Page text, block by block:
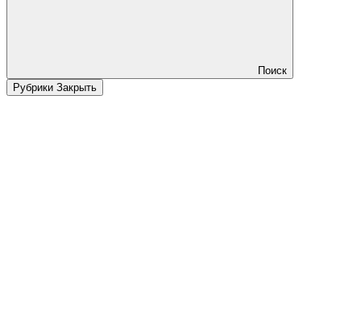
Поиск
Рубрики Закрыть